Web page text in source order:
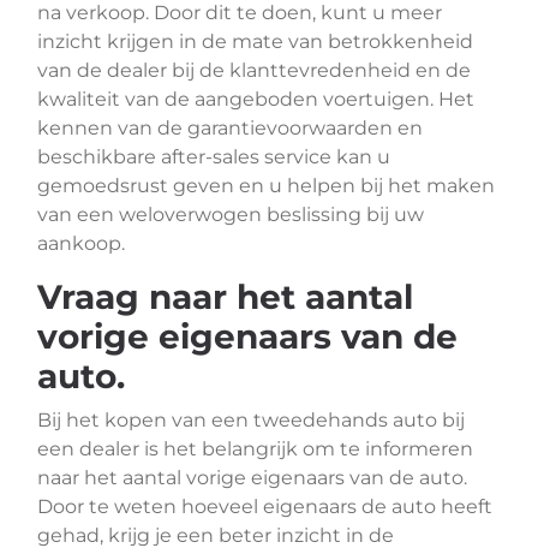
na verkoop. Door dit te doen, kunt u meer
inzicht krijgen in de mate van betrokkenheid
van de dealer bij de klanttevredenheid en de
kwaliteit van de aangeboden voertuigen. Het
kennen van de garantievoorwaarden en
beschikbare after-sales service kan u
gemoedsrust geven en u helpen bij het maken
van een weloverwogen beslissing bij uw
aankoop.
Vraag naar het aantal
vorige eigenaars van de
auto.
Bij het kopen van een tweedehands auto bij
een dealer is het belangrijk om te informeren
naar het aantal vorige eigenaars van de auto.
Door te weten hoeveel eigenaars de auto heeft
gehad, krijg je een beter inzicht in de